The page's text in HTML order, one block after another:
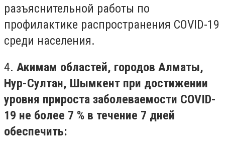
разъяснительной работы по
профилактике распространения COVID-19
среди населения.
4. Акимам областей, городов Алматы,
Нур-Султан, Шымкент при достижении
уровня прироста заболеваемости COVID-
19 не более 7 % в течение 7 дней
обеспечить: